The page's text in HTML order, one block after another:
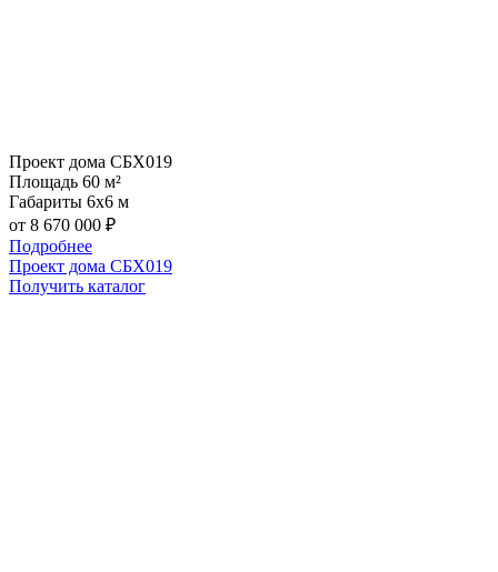
Проект дома СБХ019
Площадь 60 м²
Габариты 6х6 м
от 8 670 000 ₽
Подробнее
Проект дома СБХ019
Получить каталог